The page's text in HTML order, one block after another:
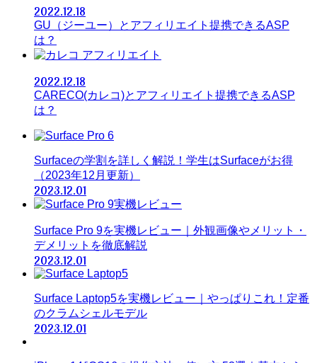
2022.12.18
GU（ジーユー）とアフィリエイト提携できるASP
は？
アフィリエイト
2022.12.18
CARECO(カレコ)とアフィリエイト提携できるASP
は？
Surfaceの学割を詳しく解説！学生はSurfaceがお得
（2023年12月更新）
2023.12.01
Surface Pro 9を実機レビュー｜外観画像やメリット・
デメリットを徹底解説
2023.12.01
Surface Laptop5を実機レビュー｜やっぱりこれ！定番
のクラムシェルモデル
2023.12.01